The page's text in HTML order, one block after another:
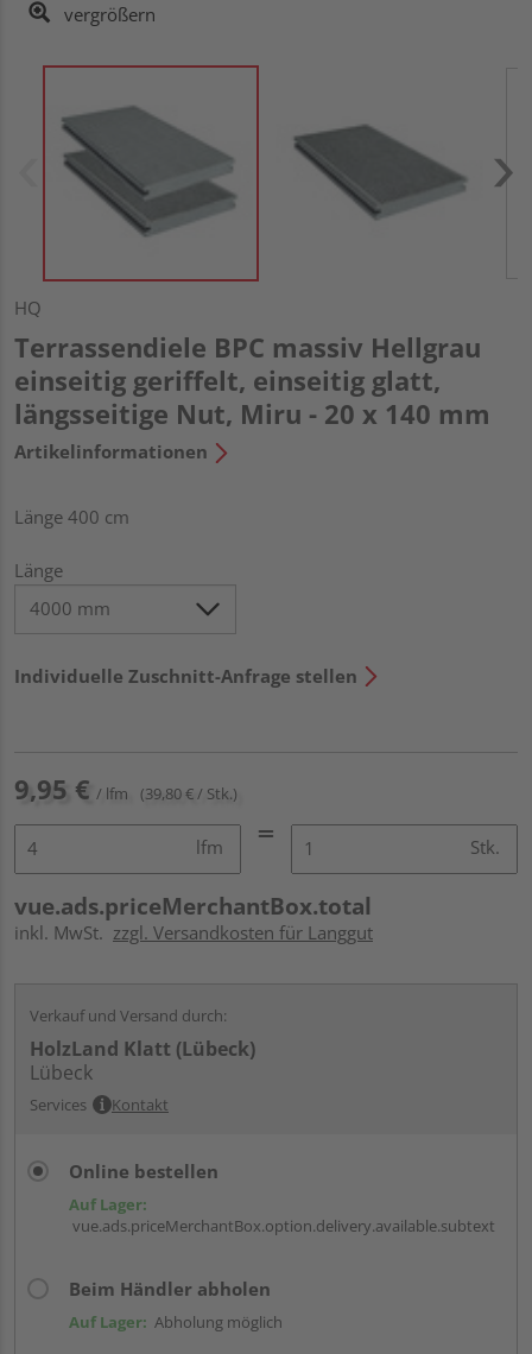
vergrößern
HQ
Terrassendiele BPC massiv Hellgrau
einseitig geriffelt, einseitig glatt,
längsseitige Nut, Miru - 20 x 140 mm
Artikelinformationen
Länge 400 cm
Länge
Individuelle Zuschnitt-Anfrage stellen
9,95 € / lfm (39,80 € / Stk.)
lfm Stk.
vue.ads.priceMerchantBox.total
inkl. MwSt. zzgl. Versandkosten für Langgut
Verkauf und Versand durch:
HolzLand Klatt (Lübeck)
Lübeck
Services Kontakt
Online bestellen
Auf Lager:
vue.ads.priceMerchantBox.option.delivery.available.subtext
Beim Händler abholen
Auf Lager: Abholung möglich